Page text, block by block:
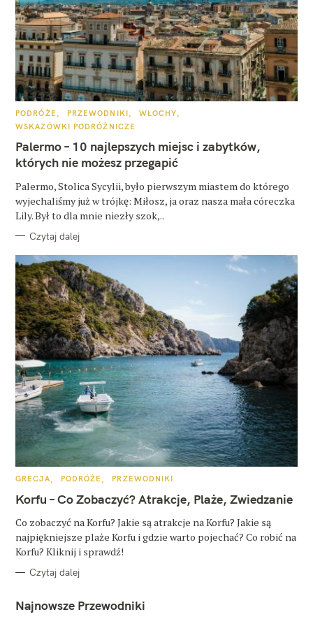
K
T
G
R
PODRÓŻE PRZEWODNIKI
WŁOCHY
WSKAZÓWKI PODRÓŻNICZE
Palermo – 10 najlepszych miejsc i zabytków,
których nie możesz przegapić
Palermo, Stolica Sycylii, było pierwszym miastem do którego
wyjechaliśmy już w trójkę: Miłosz, ja oraz nasza mała córeczka
Lily. Był to dla mnie niezły szok,..
Czytaj dalej
K
T
E
O
R
I
GRECJA PODRÓŻE PRZEWODNIKI
Korfu – Co Zobaczyć? Atrakcje, Plaże, Zwiedzanie
Co zobaczyć na Korfu? Jakie są atrakcje na Korfu? Jakie są
najpiękniejsze plaże Korfu i gdzie warto pojechać? Co robić na
Korfu? Kliknij i sprawdź!
Czytaj dalej
Najnowsze Przewodniki